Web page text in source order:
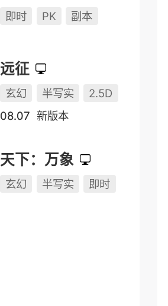
即时 PK 副本
远征
玄幻 半写实
2.5D
08.07 新版本
天下：万象
玄幻 半写实 即时